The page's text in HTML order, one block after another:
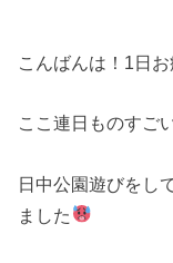
こんばんは！1日
ここ連日ものすご
日中公園遊びをし
ました